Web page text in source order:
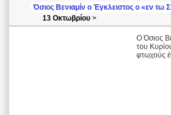
Όσιος Βενιαμίν ο Έγκλειστος ο «εν τω
13 Οκτωβρίου >
Ο Όσιος
του
φτωχούς